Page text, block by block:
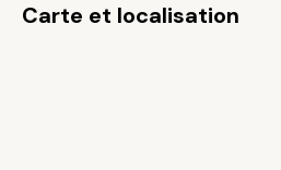
Carte et localisation